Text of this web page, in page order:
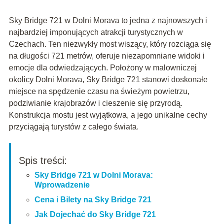
Sky Bridge 721 w Dolni Morava to jedna z najnowszych i
najbardziej imponujących atrakcji turystycznych w
Czechach. Ten niezwykły most wiszący, który rozciąga się
na długości 721 metrów, oferuje niezapomniane widoki i
emocje dla odwiedzających. Położony w malowniczej
okolicy Dolni Morava, Sky Bridge 721 stanowi doskonałe
miejsce na spędzenie czasu na świeżym powietrzu,
podziwianie krajobrazów i cieszenie się przyrodą.
Konstrukcja mostu jest wyjątkowa, a jego unikalne cechy
przyciągają turystów z całego świata.
Spis treści:
Sky Bridge 721 w Dolni Morava:
Wprowadzenie
Cena i Bilety na Sky Bridge 721
Jak Dojechać do Sky Bridge 721